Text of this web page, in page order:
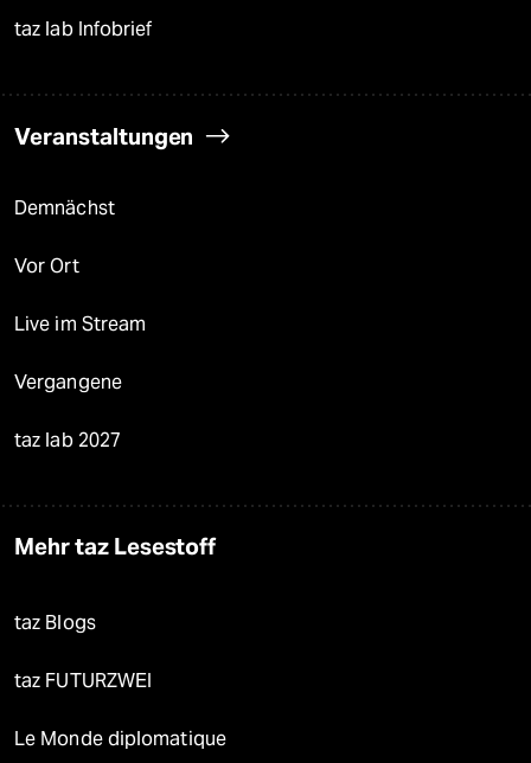
taz lab Infobrief
Veranstaltungen
Demnächst
Vor Ort
Live im Stream
Vergangene
taz lab 2027
Mehr taz Lesestoff
taz Blogs
taz FUTURZWEI
Le Monde diplomatique